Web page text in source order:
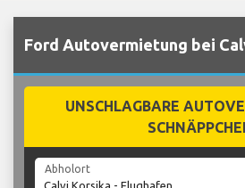
Ford Autovermietung bei
UNSCHLAGBARE
Abholort